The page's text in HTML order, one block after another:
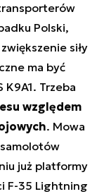
Polski,
siły
ma być
Trzeba
względem
. Mowa
już platformy
F-35 Lightning